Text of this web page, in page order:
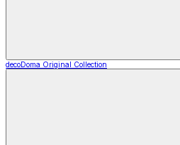
decoDoma Original Collection